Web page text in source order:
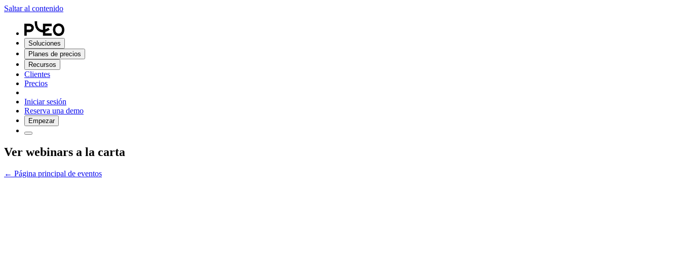
Saltar al contenido
Soluciones
Planes de precios
Recursos
Clientes
Precios
Iniciar sesión
Reserva una demo
Empezar
Ver webinars a la carta
← Página principal de eventos